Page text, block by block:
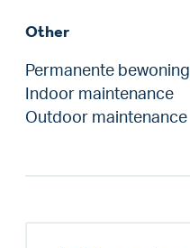
Other
Permanente bewoning
Indoor maintenance
Outdoor maintenance